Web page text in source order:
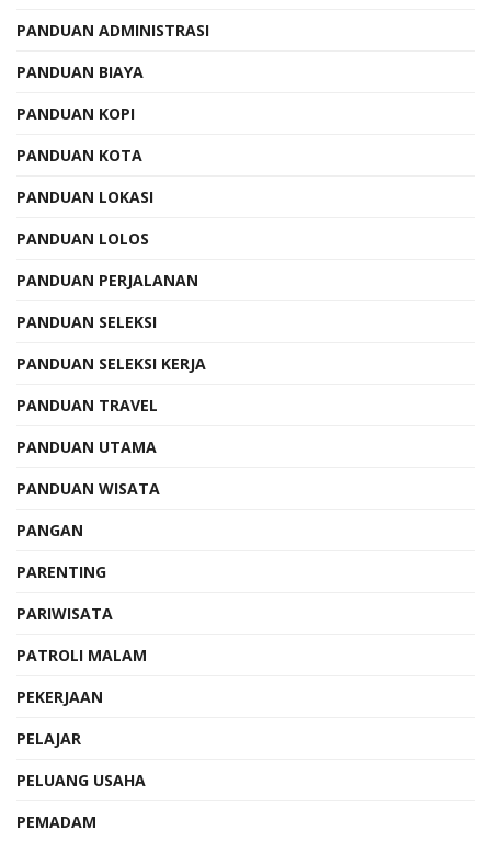
PANDUAN ADMINISTRASI
PANDUAN BIAYA
PANDUAN KOPI
PANDUAN KOTA
PANDUAN LOKASI
PANDUAN LOLOS
PANDUAN PERJALANAN
PANDUAN SELEKSI
PANDUAN SELEKSI KERJA
PANDUAN TRAVEL
PANDUAN UTAMA
PANDUAN WISATA
PANGAN
PARENTING
PARIWISATA
PATROLI MALAM
PEKERJAAN
PELAJAR
PELUANG USAHA
PEMADAM